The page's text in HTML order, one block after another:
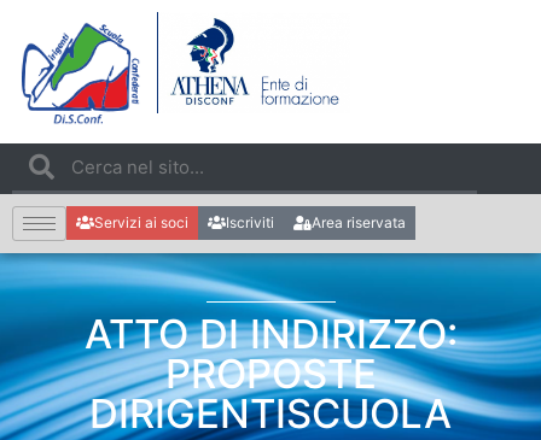
Servizi ai soci Iscriviti Area riservata
ATTO DI INDIRIZZO:
PROPOSTE
DIRIGENTISCUOLA